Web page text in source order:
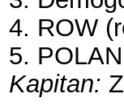
4. ROW
5.
Kapitan: